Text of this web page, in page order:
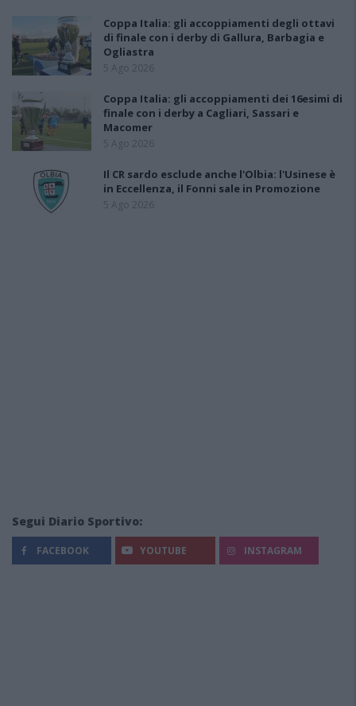
Coppa Italia: gli accoppiamenti degli ottavi
di finale con i derby di Gallura, Barbagia e
Ogliastra
5 Ago 2026
Coppa Italia: gli accoppiamenti dei 16esimi di
finale con i derby a Cagliari, Sassari e
Macomer
5 Ago 2026
Il CR sardo esclude anche l'Olbia: l'Usinese è
in Eccellenza, il Fonni sale in Promozione
5 Ago 2026
Segui Diario Sportivo:
FACEBOOK YOUTUBE INSTAGRAM